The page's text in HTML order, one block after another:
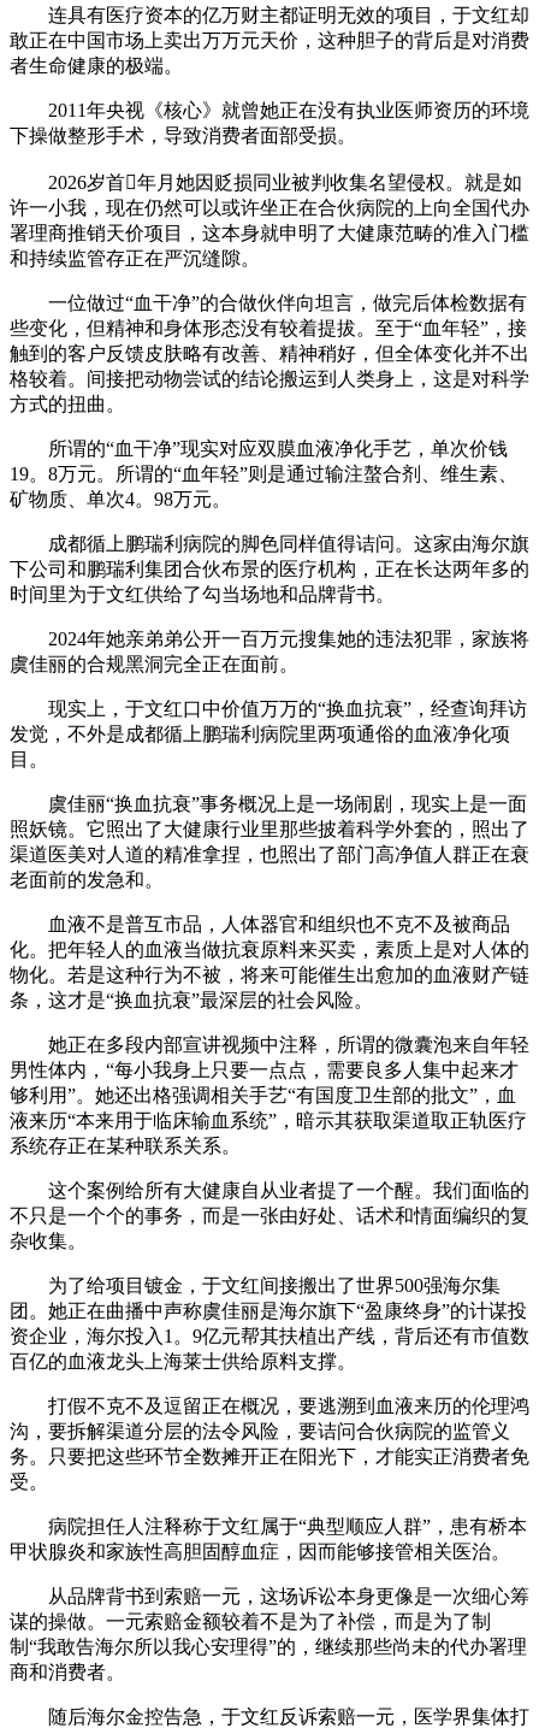
连具有医疗资本的亿万财主都证明无效的项目，于文红却
敢正在中国市场上卖出万万元天价，这种胆子的背后是对消费
者生命健康的极端。
2011年央视《核心》就曾她正在没有执业医师资历的环境
下操做整形手术，导致消费者面部受损。
2026岁首年月她因贬损同业被判收集名望侵权。就是如
许一小我，现在仍然可以或许坐正在合伙病院的上向全国代办
署理商推销天价项目，这本身就申明了大健康范畴的准入门槛
和持续监管存正在严沉缝隙。
一位做过“血干净”的合做伙伴向坦言，做完后体检数据有
些变化，但精神和身体形态没有较着提拔。至于“血年轻”，接
触到的客户反馈皮肤略有改善、精神稍好，但全体变化并不出
格较着。间接把动物尝试的结论搬运到人类身上，这是对科学
方式的扭曲。
所谓的“血干净”现实对应双膜血液净化手艺，单次价钱
19。8万元。所谓的“血年轻”则是通过输注螯合剂、维生素、
矿物质、单次4。98万元。
成都循上鹏瑞利病院的脚色同样值得诘问。这家由海尔旗
下公司和鹏瑞利集团合伙布景的医疗机构，正在长达两年多的
时间里为于文红供给了勾当场地和品牌背书。
2024年她亲弟弟公开一百万元搜集她的违法犯罪，家族将
虞佳丽的合规黑洞完全正在面前。
现实上，于文红口中价值万万的“换血抗衰”，经查询拜访
发觉，不外是成都循上鹏瑞利病院里两项通俗的血液净化项
目。
虞佳丽“换血抗衰”事务概况上是一场闹剧，现实上是一面
照妖镜。它照出了大健康行业里那些披着科学外套的，照出了
渠道医美对人道的精准拿捏，也照出了部门高净值人群正在衰
老面前的发急和。
血液不是普互市品，人体器官和组织也不克不及被商品
化。把年轻人的血液当做抗衰原料来买卖，素质上是对人体的
物化。若是这种行为不被，将来可能催生出愈加的血液财产链
条，这才是“换血抗衰”最深层的社会风险。
她正在多段内部宣讲视频中注释，所谓的微囊泡来自年轻
男性体内，“每小我身上只要一点点，需要良多人集中起来才
够利用”。她还出格强调相关手艺“有国度卫生部的批文”，血
液来历“本来用于临床输血系统”，暗示其获取渠道取正轨医疗
系统存正在某种联系关系。
这个案例给所有大健康自从业者提了一个醒。我们面临的
不只是一个个的事务，而是一张由好处、话术和情面编织的复
杂收集。
为了给项目镀金，于文红间接搬出了世界500强海尔集
团。她正在曲播中声称虞佳丽是海尔旗下“盈康终身”的计谋投
资企业，海尔投入1。9亿元帮其扶植出产线，背后还有市值数
百亿的血液龙头上海莱士供给原料支撑。
打假不克不及逗留正在概况，要逃溯到血液来历的伦理鸿
沟，要拆解渠道分层的法令风险，要诘问合伙病院的监管义
务。只要把这些环节全数摊开正在阳光下，才能实正消费者免
受。
病院担任人注释称于文红属于“典型顺应人群”，患有桥本
甲状腺炎和家族性高胆固醇血症，因而能够接管相关医治。
从品牌背书到索赔一元，这场诉讼本身更像是一次细心筹
谋的操做。一元索赔金额较着不是为了补偿，而是为了制
制“我敢告海尔所以我心安理得”的，继续那些尚未的代办署理
商和消费者。
随后海尔金控告急，于文红反诉索赔一元，医学界集体打